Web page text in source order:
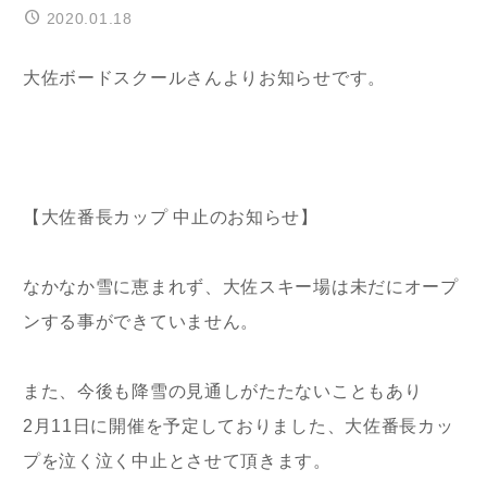
2020.01.18
大佐ボードスクールさんよりお知らせです。
【大佐番長カップ 中止のお知らせ】
なかなか雪に恵まれず、大佐スキー場は未だにオープ
ンする事ができていません。
また、今後も降雪の見通しがたたないこともあり
2月11日に開催を予定しておりました、大佐番長カッ
プを泣く泣く中止とさせて頂きます。